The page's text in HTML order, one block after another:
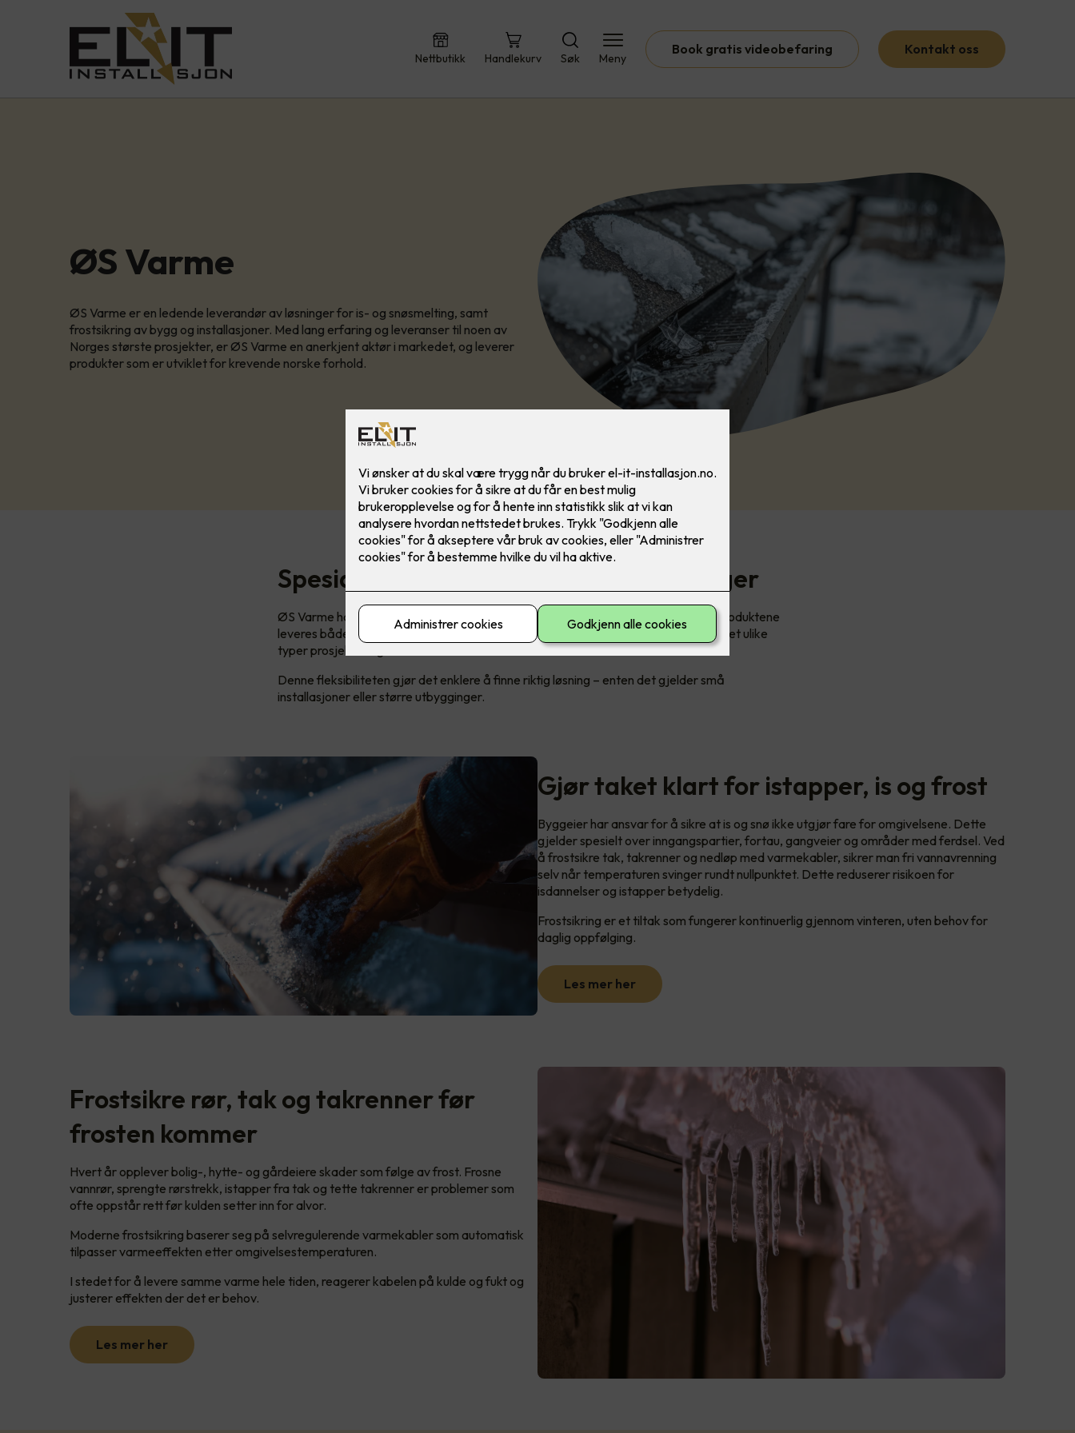
Nettbutikk Handlekurv Søk Meny
Book gratis videobefaring Kontakt oss
ØS Varme
ØS Varme er en ledende leverandør av løsninger for is- og snøsmelting, samt
frostsikring av bygg og installasjoner. Med lang erfaring og leveranser til noen av
Norges største prosjekter, er ØS Varme en anerkjent aktør i markedet, og leverer
produkter som er utviklet for krevende norske forhold.
Spesialist på is- og snøsmeltingsløsninger
ØS Varme har lager i Norge, noe som gir kort leveringstid og god tilgjengelighet. Produktene
leveres både som kappbare metervarer og som ferdigproduserte løsninger, tilpasset ulike
typer prosjekter og behov.
Denne fleksibiliteten gjør det enklere å finne riktig løsning – enten det gjelder små
installasjoner eller større utbygginger.
Gjør taket klart for istapper, is og frost
Byggeier har ansvar for å sikre at is og snø ikke utgjør fare for omgivelsene. Dette
gjelder spesielt over inngangspartier, fortau, gangveier og områder med ferdsel. Ved
å frostsikre tak, takrenner og nedløp med varmekabler, sikrer man fri vannavrenning
selv når temperaturen svinger rundt nullpunktet. Dette reduserer risikoen for
isdannelser og istapper betydelig.
Frostsikring er et tiltak som fungerer kontinuerlig gjennom vinteren, uten behov for
daglig oppfølging.
Les mer her
Frostsikre rør, tak og takrenner før
frosten kommer
Hvert år opplever bolig-, hytte- og gårdeiere skader som følge av frost. Frosne
vannrør, sprengte rørstrekk, istapper fra tak og tette takrenner er problemer som
ofte oppstår rett før kulden setter inn for alvor.
Moderne frostsikring baserer seg på selvregulerende varmekabler som automatisk
tilpasser varmeeffekten etter omgivelsestemperaturen.
I stedet for å levere samme varme hele tiden, reagerer kabelen på kulde og fukt og
justerer effekten der det er behov.
Les mer her